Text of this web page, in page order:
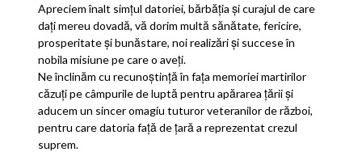
Apreciem înalt simţul datoriei, bărbăţia şi curajul de care
daţi mereu dovadă, vă dorim multă sănătate, fericire,
prosperitate şi bunăstare, noi realizări şi succese în
nobila misiune pe care o aveţi.
Ne înclinăm cu recunoştinţă în faţa memoriei martirilor
căzuţi pe câmpurile de luptă pentru apărarea ţării şi
aducem un sincer omagiu tuturor veteranilor de război,
pentru care datoria faţă de ţară a reprezentat crezul
suprem.